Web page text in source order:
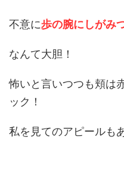
不意に歩の腕にしがみ
なんて大胆！
怖いと言いつつも頬は
ック！
私を見てのアピールも